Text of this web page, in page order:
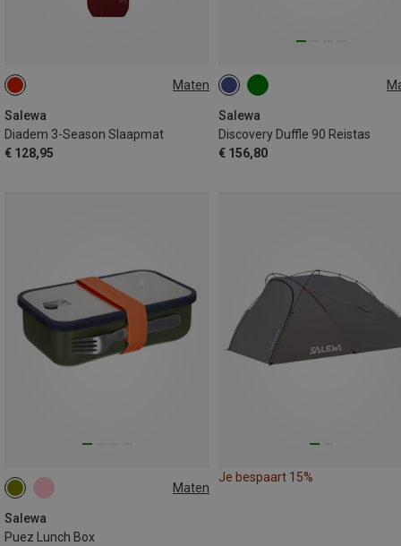
Maten
Salewa
Diadem 3-Season Slaapmat
€ 128,95
183X51CM
Salewa
Discovery Duffle 90 Reistas
€ 156,80
90L
Maten
Salewa
Puez Lunch Box
1L
Je bespaart 15%